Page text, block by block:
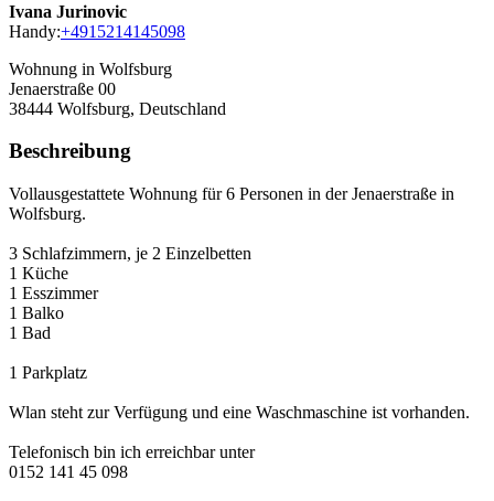
Ivana Jurinovic
Handy:+4915214145098
Wohnung in Wolfsburg
Jenaerstraße 00
38444 Wolfsburg, Deutschland
Beschreibung
Vollausgestattete Wohnung für 6 Personen in der Jenaerstraße in
Wolfsburg.
3 Schlafzimmern, je 2 Einzelbetten
1 Küche
1 Esszimmer
1 Balko
1 Bad
1 Parkplatz
Wlan steht zur Verfügung und eine Waschmaschine ist vorhanden.
Telefonisch bin ich erreichbar unter
0152 141 45 098